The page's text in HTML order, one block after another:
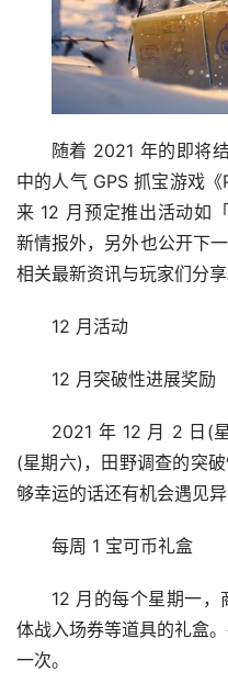
随着 2021 年的即将
中的人气 GPS 抓宝游戏
来 12 月预定推出活动如
新情报外，另外也公开下
相关最新资讯与玩家们分享
12 月活动
12 月突破性进展奖励
2021 年 12 月 2 日(
(星期六)，田野调查的突
够幸运的话还有机会遇见
每周 1 宝可币礼盒
12 月的每个星期一，
体战入场券等道具的礼盒
一次。